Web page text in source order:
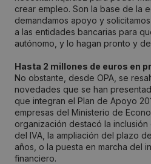
crear empleo. Son la base de la
demandamos apoyo y
a las entidades bancarias para
autónomo, y lo hagan pronto y
Hasta 2 millones de euros en
No obstante, desde OPA, se
novedades que se han
que integran el Plan de Apoyo
empresas del Ministerio de
organización destacó la
del IVA, la ampliación del plazo
años, o la puesta en marcha del
financiero.